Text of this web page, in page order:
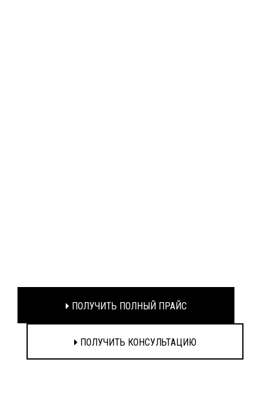
ПОЛУЧИТЬ ПОЛНЫЙ ПРАЙС
ПОЛУЧИТЬ КОНСУЛЬТАЦИЮ